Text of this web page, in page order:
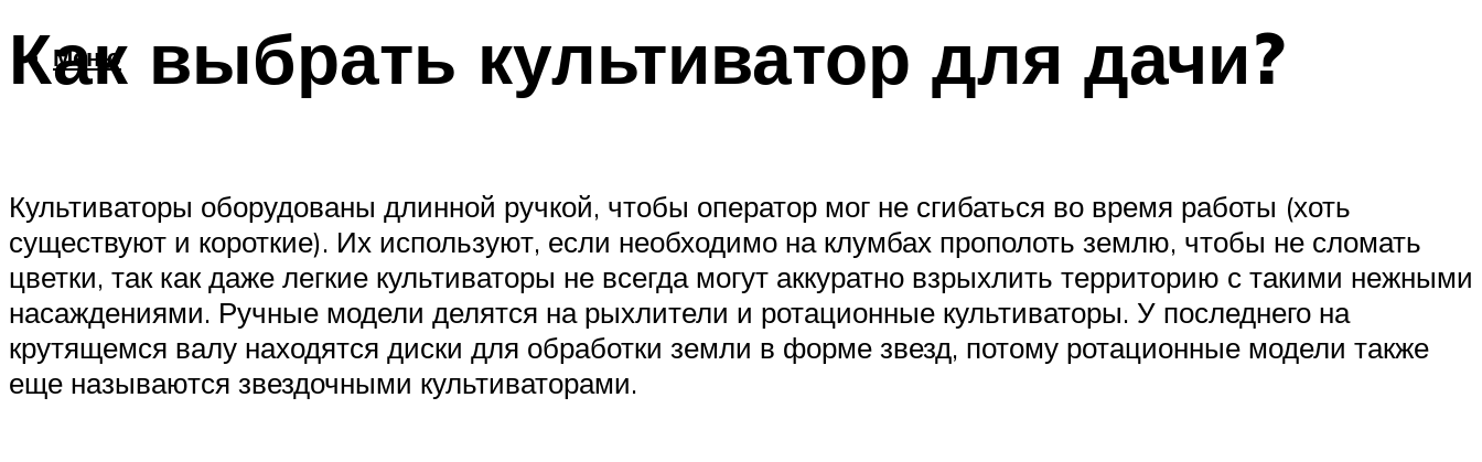
Меню
Как выбрать культиватор для дачи?
Культиваторы оборудованы длинной ручкой, чтобы оператор мог не сгибаться во время работы (хоть
существуют и короткие). Их используют, если необходимо на клумбах прополоть землю, чтобы не сломать
цветки, так как даже легкие культиваторы не всегда могут аккуратно взрыхлить территорию с такими нежными
насаждениями. Ручные модели делятся на рыхлители и ротационные культиваторы. У последнего на
крутящемся валу находятся диски для обработки земли в форме звезд, потому ротационные модели также
еще называются звездочными культиваторами.